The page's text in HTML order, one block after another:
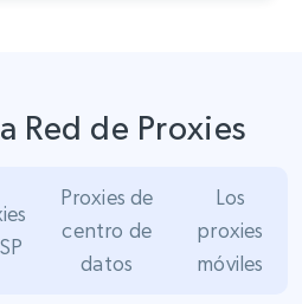
Red de Proxies
Proxies de
centro de
datos
Los
proxies
móviles